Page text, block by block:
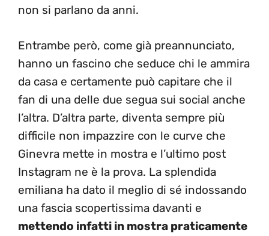
non si parlano da anni.
Entrambe però, come già preannunciato,
hanno un fascino che seduce chi le ammira
da casa e certamente può capitare che il
fan di una delle due segua sui social anche
l’altra. D’altra parte, diventa sempre più
difficile non impazzire con le curve che
Ginevra mette in mostra e l’ultimo post
Instagram ne è la prova. La splendida
emiliana ha dato il meglio di sé indossando
una fascia scopertissima davanti e
mettendo infatti in mostra praticamente